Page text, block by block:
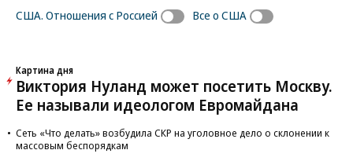
США. Отношения с Россией
Все о США
Картина дня
Виктория Нуланд может посетить Москву.
Ее называли идеологом Евромайдана
Сеть «Что делать» возбудила СКР на уголовное дело о склонении к
массовым беспорядкам